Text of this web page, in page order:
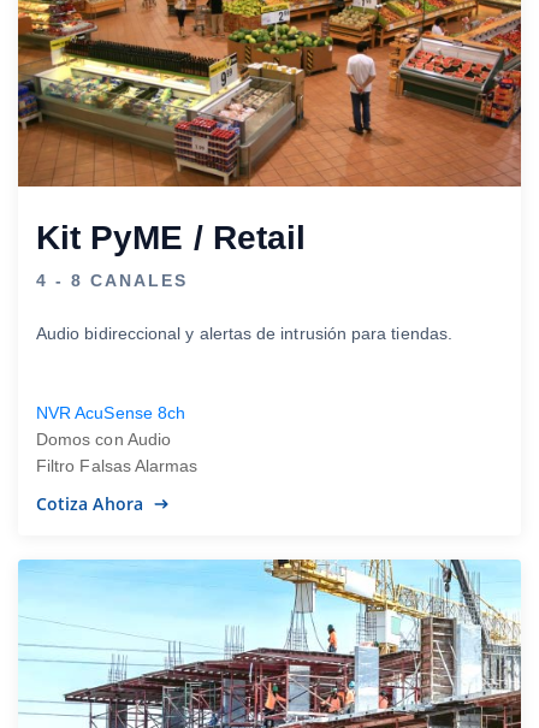
Kit PyME / Retail
4 - 8 CANALES
Audio bidireccional y alertas de intrusión para tiendas.
NVR AcuSense 8ch
Domos con Audio
Filtro Falsas Alarmas
Cotiza Ahora